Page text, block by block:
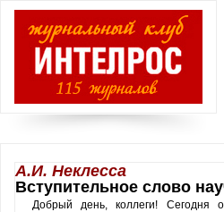
А.И. Неклесса
Вступительное слово
Добрый день, коллеги! Сегодня